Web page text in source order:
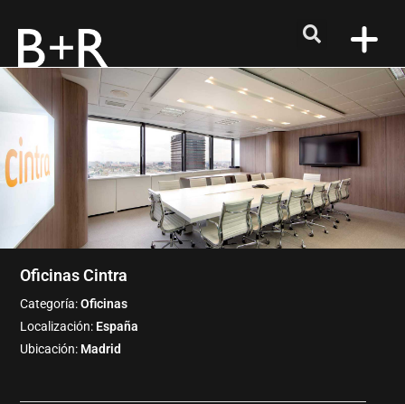
Oficinas Cintra
Categoría:Oficinas
Localización: España
Ubicación: Madrid